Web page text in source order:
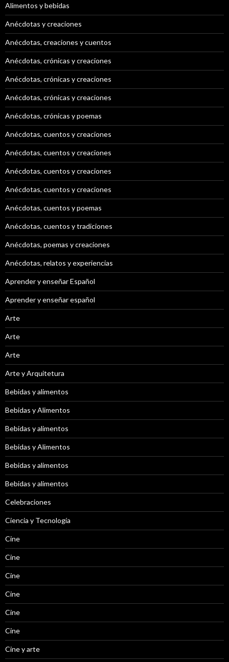
Alimentos y bebidas
Anécdotas y creaciones
Anécdotas, creaciones y cuentos
Anécdotas, crónicas y creaciones
Anécdotas, crónicas y creaciones
Anécdotas, crónicas y creaciones
Anécdotas, crónicas y poemas
Anécdotas, cuentos y creaciones
Anécdotas, cuentos y creaciones
Anécdotas, cuentos y creaciones
Anécdotas, cuentos y creaciones
Anécdotas, cuentos y poemas
Anécdotas, cuentos y tradiciones
Anécdotas, poemas y creaciones
Anécdotas, relatos y experiencias
Aprender y enseñar Español
Aprender y enseñar español
Arte
Arte
Arte
Arte y Arquitetura
Bebidas y alimentos
Bebidas y Alimentos
Bebidas y alimentos
Bebidas y Alimentos
Bebidas y alimentos
Bebidas y alimentos
Celebraciones
Ciencia y Tecnología
Cine
Cine
Cine
Cine
Cine
Cine
Cine y arte